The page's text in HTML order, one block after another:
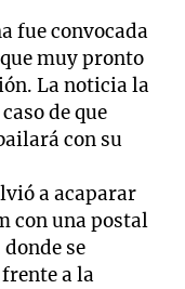
fue convocada
que muy pronto
La noticia la
de que
con su
a acaparar
con una postal
se
a la